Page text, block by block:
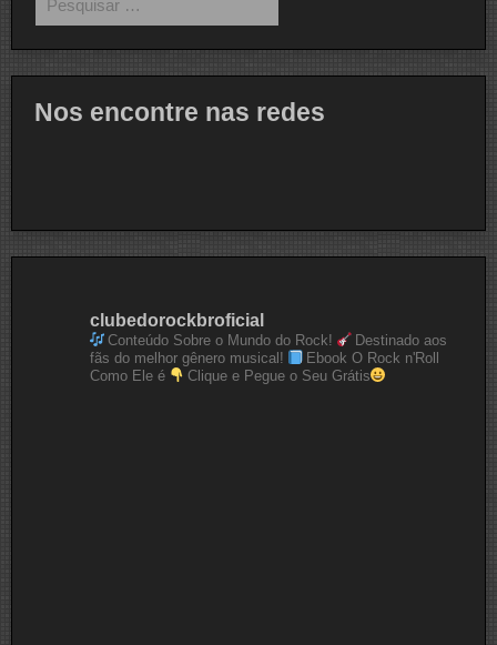
por:
Nos encontre nas redes
clubedorockbroficial
Conteúdo Sobre o Mundo do Rock!
Destinado aos
fãs do melhor gênero musical!
Ebook O Rock n'Roll
Como Ele é
Clique e Pegue o Seu Grátis